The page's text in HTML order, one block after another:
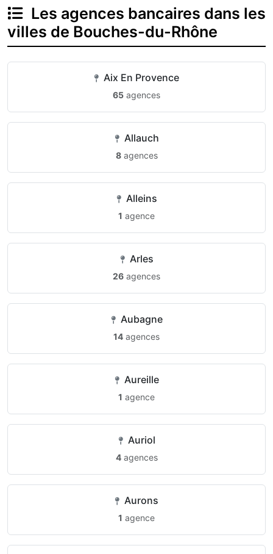
Les agences bancaires dans les
villes de Bouches-du-Rhône
Aix En Provence
65 agences
Allauch
8agences
Alleins
1 agence
Arles
26 agences
Aubagne
14 agences
Aureille
1 agence
Auriol
4agences
Aurons
1 agence